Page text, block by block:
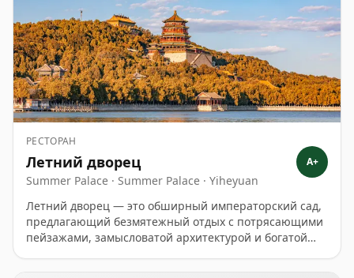
РЕСТОРАН
Летний дворец
Summer Palace · Summer Palace · Yiheyuan
A+
Летний дворец — это обширный императорский сад,
предлагающий безмятежный отдых с потрясающими
пейзажами, замысловатой архитектурой и богатой